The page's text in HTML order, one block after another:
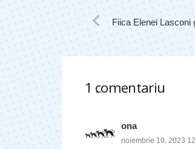
Fiica Elenei Lasconi
1 comentariu
.
ona
noiembrie 10, 2023